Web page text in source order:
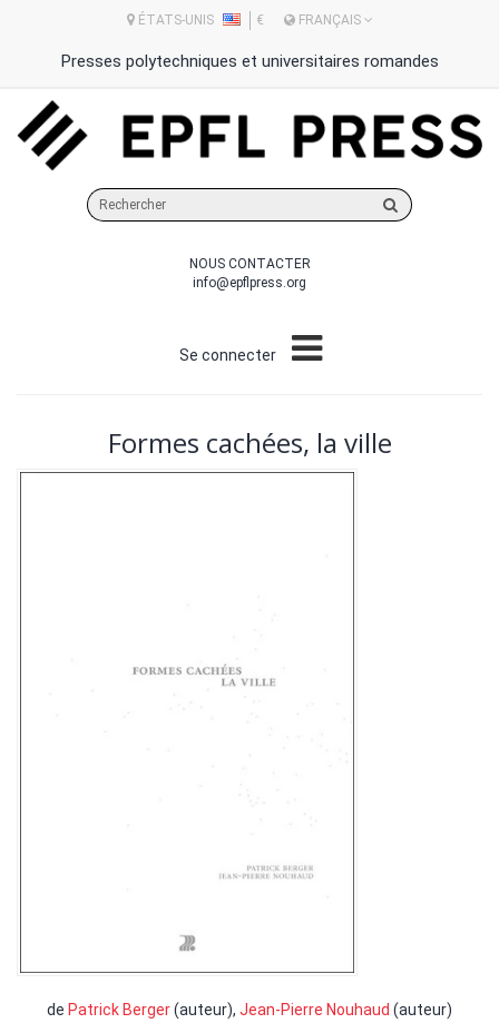
ÉTATS-UNIS € FRANÇAIS
Presses polytechniques et universitaires romandes
sur
site
NOUS CONTACTER
info@epflpress.org
Se connecter
Formes cachées, la ville
de Patrick Berger(auteur), Jean-Pierre Nouhaud (auteur)